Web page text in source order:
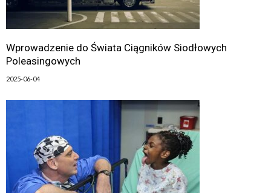
Wprowadzenie do Świata Ciągników Siodłowych
Poleasingowych
2025-06-04